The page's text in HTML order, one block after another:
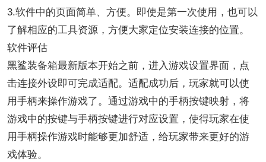
3.软件中的页面简单、方便。即使是第一次使用，也可以
了解相应的工具资源，方便大家定位安装连接的位置。
软件评估
黑鲨装备箱最新版本开始之前，进入游戏设置界面，点
击连接外设即可完成适配。适配成功后，玩家就可以使
用手柄来操作游戏了。通过游戏中的手柄按键映射，将
游戏中的按键与手柄按键进行对应设置，使得玩家在使
用手柄操作游戏时能够更加舒适，给玩家带来更好的游
戏体验。